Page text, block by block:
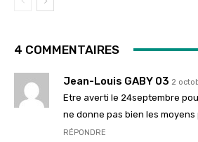
4 COMMENTAIRES
Jean-Louis GABY 03 2
Etre averti le 24septembre
ne donne pas bien les moyens
RÉPONDRE